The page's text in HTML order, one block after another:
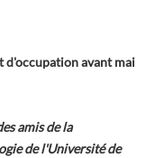
d'occupation avant mai
amis de la
de l'Université de